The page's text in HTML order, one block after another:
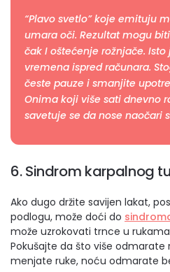
“Plavo svetlo” koje emituju
umara oči. Rezultat mogu
čak I oštećenje rožnjače.
vremena ispred računara.
česte pauze i smanjite
Onima koji više sati dnevno
savetuje se da nose naočari
6. Sindrom karpalnog
Ako dugo držite savijen lakat,
podlogu, može doći do
može uzrokovati trnce u
Pokušajte da što više odmarate
menjate ruke, noću odmarate